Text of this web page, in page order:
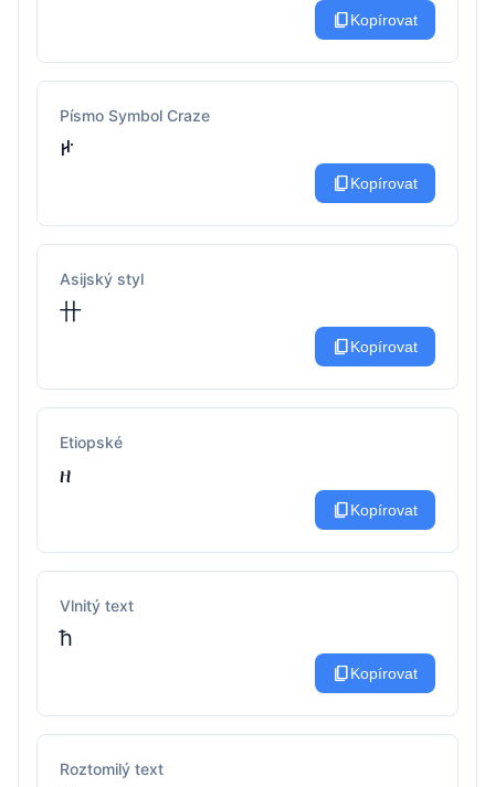
content_copyKopírovat
Písmo Symbol Craze
ꛅ
content_copyKopírovat
Asijský styl
卄
content_copyKopírovat
Etiopské
ዘ
content_copyKopírovat
Vlnitý text
ħ
content_copyKopírovat
Roztomilý text